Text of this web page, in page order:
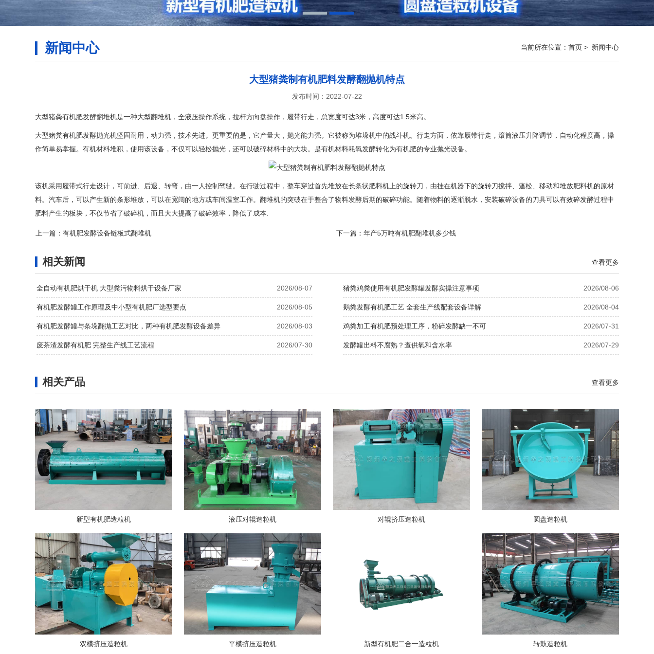
新闻中心 当前所在位置： 首页 > 新闻中心
大型猪粪制有机肥料发酵翻抛机特点
发布时间：2022-07-22
大型猪粪有机肥发酵翻堆机是一种大型翻堆机，全液压操作系统，拉杆方向盘操作，履带行走，总宽度可达3米，高度可达1.5米高。
大型猪粪有机肥发酵抛光机坚固耐用，动力强，技术先进。更重要的是，它产量大，抛光能力强。它被称为堆垛机中的战斗机。行走方面，依靠履带行走，滚筒液压升降调节，自动化程度高，操
作简单易掌握。有机材料堆积，使用该设备，不仅可以轻松抛光，还可以破碎材料中的大块。是有机材料耗氧发酵转化为有机肥的专业抛光设备。
该机采用履带式行走设计，可前进、后退、转弯，由一人控制驾驶。在行驶过程中，整车穿过首先堆放在长条状肥料机上的旋转刀，由挂在机器下的旋转刀搅拌、蓬松、移动和堆放肥料机的原材
料。汽车后，可以产生新的条形堆放，可以在宽阔的地方或车间温室工作。翻堆机的突破在于整合了物料发酵后期的破碎功能。随着物料的逐渐脱水，安装破碎设备的刀具可以有效碎发酵过程中
肥料产生的板块，不仅节省了破碎机，而且大大提高了破碎效率，降低了成本.
上一篇：有机肥发酵设备链板式翻堆机 下一篇：年产5万吨有机肥翻堆机多少钱
相关新闻 查看更多
全自动有机肥烘干机 大型粪污物料烘干设备厂家 2026/08-07 猪粪鸡粪使用有机肥发酵罐发酵实操注意事项 2026/08-06
有机肥发酵罐工作原理及中小型有机肥厂选型要点 2026/08-05 鹅粪发酵有机肥工艺 全套生产线配套设备详解 2026/08-04
有机肥发酵罐与条垛翻抛工艺对比，两种有机肥发酵设备差异 2026/08-03 鸡粪加工有机肥预处理工序，粉碎发酵缺一不可 2026/07-31
废茶渣发酵有机肥 完整生产线工艺流程 2026/07-30 发酵罐出料不腐熟？查供氧和含水率 2026/07-29
相关产品 查看更多
新型有机肥造粒机 液压对辊造粒机 对辊挤压造粒机 圆盘造粒机
双模挤压造粒机 平模挤压造粒机 新型有机肥二合一造粒机 转鼓造粒机